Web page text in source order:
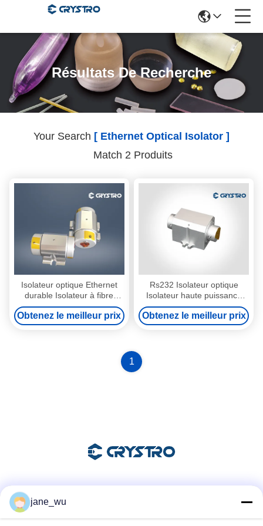
Résultats De Recherche
Your Search [ Ethernet Optical Isolator ]
Match 2 Produits
Isolateur optique Ethernet
durable Isolateur à fibre
optique pour les systèmes
laser
Obtenez le meilleur prix
Rs232 Isolateur optique
Isolateur haute puissance
personnalisé 1064nm
Polarisation dépendante
Obtenez le meilleur prix
1
jane_wu